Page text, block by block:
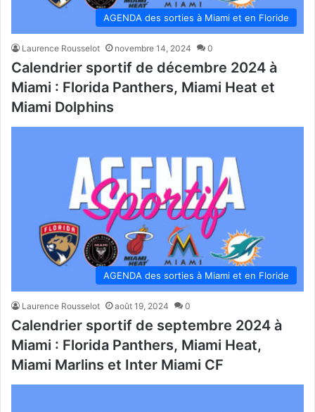
AGENDA des sorties à Miami et en Floride
Laurence Rousselot novembre 14, 2024 0
Calendrier sportif de décembre 2024 à
Miami : Florida Panthers, Miami Heat et
Miami Dolphins
AGENDA des sorties à Miami et en Floride
Laurence Rousselot août 19, 2024 0
Calendrier sportif de septembre 2024 à
Miami : Florida Panthers, Miami Heat,
Miami Marlins et Inter Miami CF